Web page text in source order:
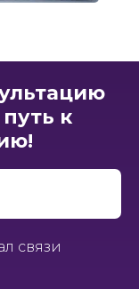
к
связи